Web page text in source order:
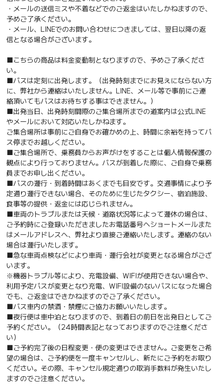
・メールの送信ミスや不着などでのご返金はいたしかねますので、
予めご了承ください。
・メール、LINEでのお問い合わせにつきましては、翌日以降の返
信となる場合がございます。
■こちらの商品は料金変動制となりますので、予めご了承くださ
い。
■バスは定刻に出発します。（出発時刻までにお見えにならない方
に、弊社から連絡はいたしません。LINE、メール等で事前にご連
絡頂いてもバスはお待ちする事はできません。）
■出発当日、出発時刻間際のご集合場所までの道案内は公式LINE
やメールにおいて対応いたしかねます。
ご集合場所は事前にご自身でお確かめの上、時間に余裕を持ってバ
ス停までお越しください。
■ご集合場所で、乗務員からお声がけをすることは個人情報保護の
観点により行っておりません。バスが到着した際に、ご自身で乗務
員までお申し出ください。
■バスの運行・到着時間はあくまでも目安です。交通事情により予
定通り運行できない場合、そのために生じたタクシー、宿泊施設、
食事等の提供・返金には応じられません。
■車両のトラブルまたは天候・道路状況等によって運休の場合は、
ご予約時にご登録いただきましたお電話番号へショートメールまた
はメールアドレスへ、弊社より直接ご連絡いたします。連絡のない
場合は運行いたします。
■急な車両点検などにより車両・運行会社が変更となる場合がござ
います。
※機器トラブル等により、充電設備、WIFIが使用できない場合や、
利用予定バスが変更となり充電、WIFI設備のないバスになった場合
でも、ご返金はできかねますのでご了承ください。
■バス車内の禁酒・禁煙にご協力お願いいたします。
■夜行便は車中泊となりますので、到着日の前日を出発日としてご
予約ください。（24時間表記となっておりますのでご注意くださ
い）
■ご予約完了後の日程変更・便の変更はできません。ご変更をご希
望の場合は、ご予約便を一度キャンセルし、新たにご予約をお取り
ください。その際、キャンセル規定通りの取消手数料が発生いたし
ますのでご注意ください。